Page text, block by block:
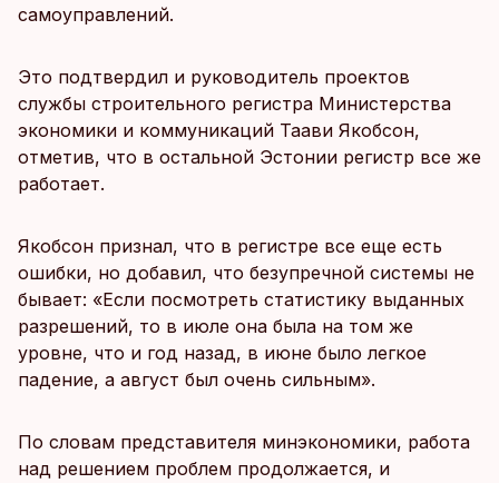
самоуправлений.
Это подтвердил и руководитель проектов
службы строительного регистра Министерства
экономики и коммуникаций Таави Якобсон,
отметив, что в остальной Эстонии регистр все же
работает.
Якобсон признал, что в регистре все еще есть
ошибки, но добавил, что безупречной системы не
бывает: «Если посмотреть статистику выданных
разрешений, то в июле она была на том же
уровне, что и год назад, в июне было легкое
падение, а август был очень сильным».
По словам представителя минэкономики, работа
над решением проблем продолжается, и